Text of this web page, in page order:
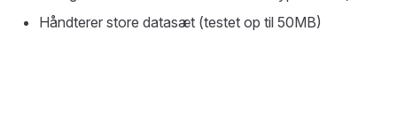
Håndterer store datasæt (testet op til 50MB)